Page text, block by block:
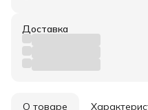
Доставка
О товаре